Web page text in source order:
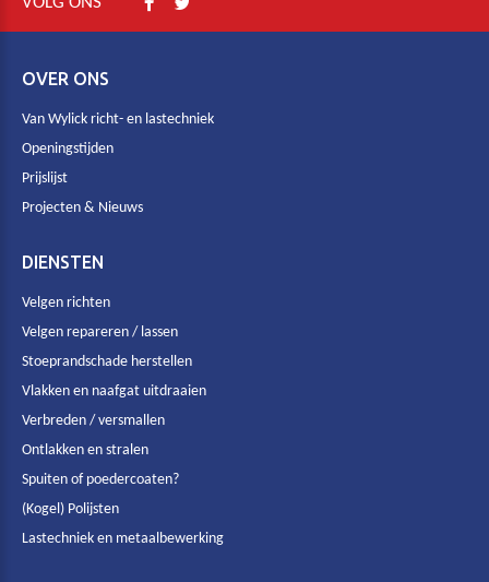
OVER ONS
Van Wylick richt- en lastechniek
Openingstijden
Prijslijst
Projecten & Nieuws
DIENSTEN
Velgen richten
Velgen repareren / lassen
Stoeprandschade herstellen
Vlakken en naafgat uitdraaien
Verbreden / versmallen
Ontlakken en stralen
Spuiten of poedercoaten?
(Kogel) Polijsten
Lastechniek en metaalbewerking